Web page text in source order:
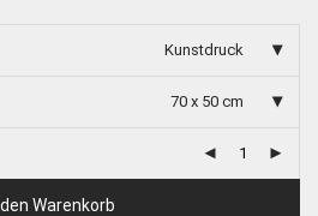
Kunstdruck
70 x 50 cm
den Warenkorb